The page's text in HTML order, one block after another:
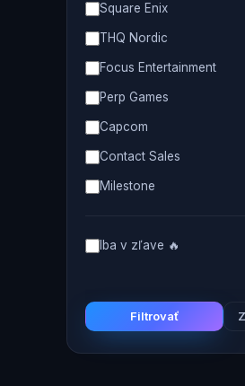
Square Enix
THQ Nordic
Focus Entertainment
Perp Games
Capcom
Contact Sales
Milestone
Iba v zľave 🔥
Filtrovať